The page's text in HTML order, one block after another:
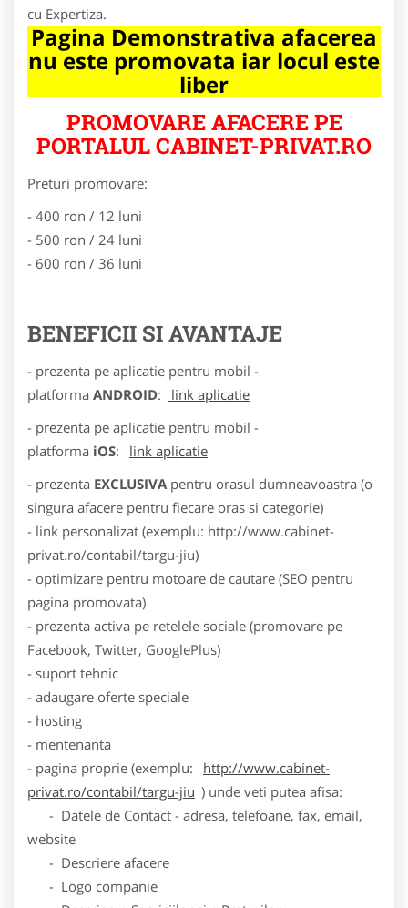
cu Expertiza.
Pagina Demonstrativa afacerea
nu este promovata iar locul este
liber
PROMOVARE AFACERE PE
PORTALUL CABINET-PRIVAT.RO
Preturi promovare:
- 400 ron / 12 luni
- 500 ron / 24 luni
- 600 ron / 36 luni
BENEFICII SI AVANTAJE
- prezenta pe aplicatie pentru mobil -
platforma ANDROID:
link aplicatie
- prezenta pe aplicatie pentru mobil -
platforma iOS:
link aplicatie
- prezenta EXCLUSIVA pentru orasul dumneavoastra (o
singura afacere pentru fiecare oras si categorie)
- link personalizat (exemplu: http://www.cabinet-
privat.ro/contabil/targu-jiu)
- optimizare pentru motoare de cautare (SEO pentru
pagina promovata)
- prezenta activa pe retelele sociale (promovare pe
Facebook, Twitter, GooglePlus)
- suport tehnic
- adaugare oferte speciale
- hosting
- mentenanta
- pagina proprie (exemplu:
http://www.cabinet-
privat.ro/contabil/targu-jiu ) unde veti putea afisa:
- Datele de Contact - adresa, telefoane, fax, email,
website
- Descriere afacere
- Logo companie